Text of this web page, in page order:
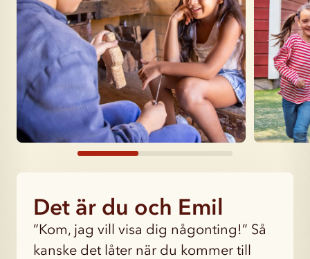
Det är du och Emil
”Kom, jag vill visa dig någonting!” Så
kanske det låter när du kommer till